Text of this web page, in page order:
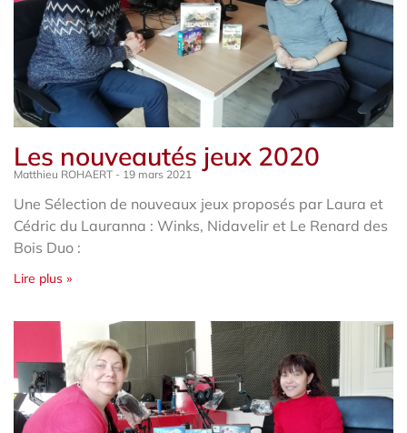
Les nouveautés jeux 2020
Matthieu ROHAERT 19 mars 2021
Une Sélection de nouveaux jeux proposés par Laura et
Cédric du Lauranna : Winks, Nidavelir et Le Renard des
Bois Duo :
Lire plus »